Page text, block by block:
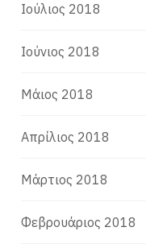
Ιούλιος 2018
Ιούνιος 2018
Μάιος 2018
Απρίλιος 2018
Μάρτιος 2018
Φεβρουάριος 2018